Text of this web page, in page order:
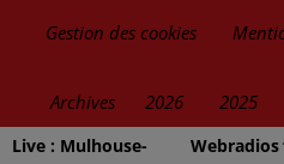
Live : Mulhouse-
Webradios
Gestion des cookies
Archives 2026 2025